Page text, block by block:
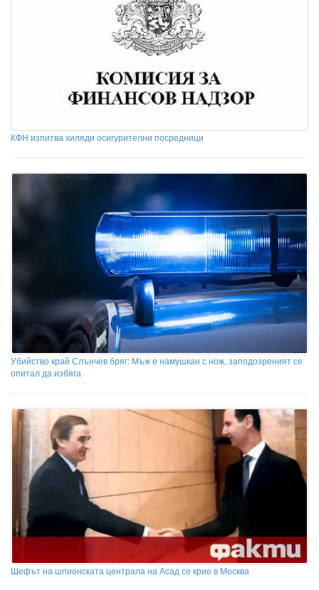
КФН изпитва хиляди осигурителни посредници
Убийство край Слънчев бряг: Мъж е намушкан с нож, заподозреният се
опитал да избяга
Шефът на шпионската централа на Асад се крие в Москва